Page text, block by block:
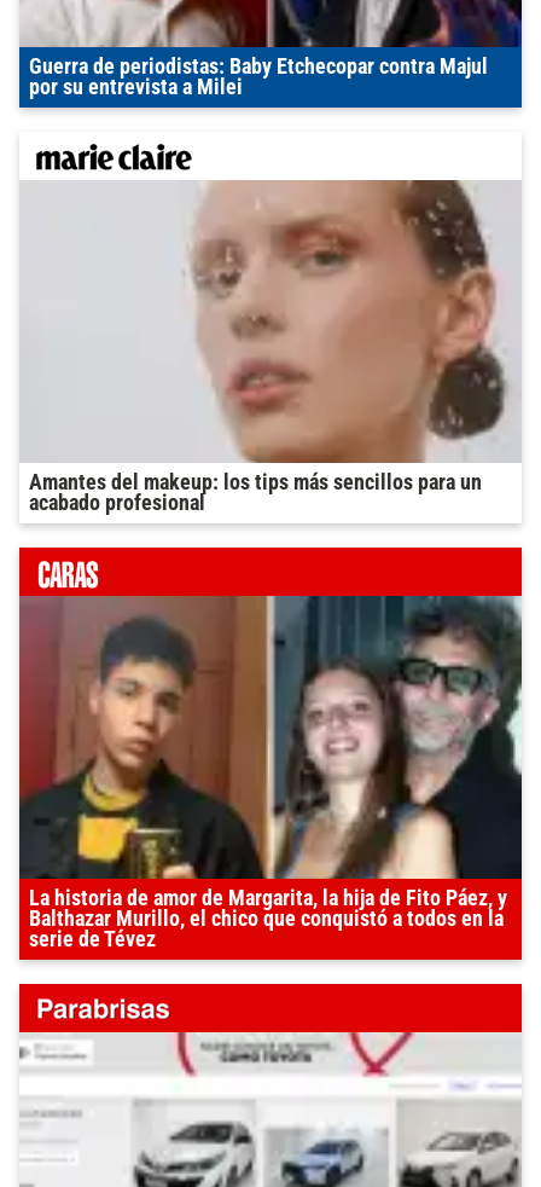
Guerra de periodistas: Baby Etchecopar contra Majul
por su entrevista a Milei
Amantes del makeup: los tips más sencillos para un
acabado profesional
La historia de amor de Margarita, la hija de Fito Páez, y
Balthazar Murillo, el chico que conquistó a todos en la
serie de Tévez